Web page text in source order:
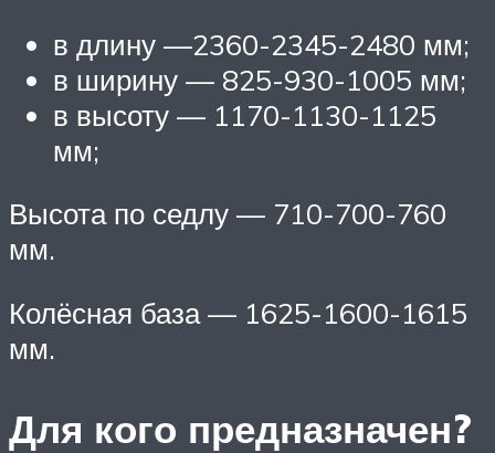
в длину —2360-2345-2480 мм;
в ширину — 825-930-1005 мм;
в высоту — 1170-1130-1125
мм;
Высота по седлу — 710-700-760
мм.
Колёсная база — 1625-1600-1615
мм.
Для кого предназначен?